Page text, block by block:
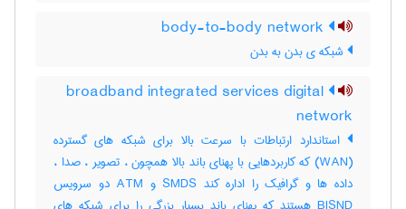
شبکه ی بدن به بدن
broadband integrated services digital
network
استاندارد ارتباطات با سرعت بالا برای شبکه های گسترده
(WAN) که کاربردهایی با پهنای باند بالا همچون ، تصویر ، صدا ،
داده ها و گرافیک را اداره کند SMDS و ATM دو سرویس